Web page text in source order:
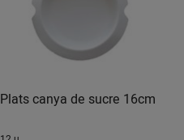
Plats canya de sucre 16cm